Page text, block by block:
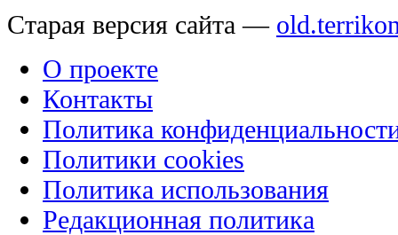
Старая версия сайта —
О проекте
Контакты
Политика
Политики cookies
Политика использования
Редакционная политика